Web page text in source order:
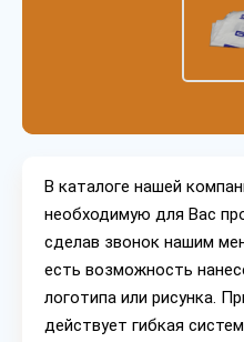
В каталоге нашей
необходимую для Вас
сделав звонок нашим
есть возможность
логотипа или рисунка.
действует гибкая